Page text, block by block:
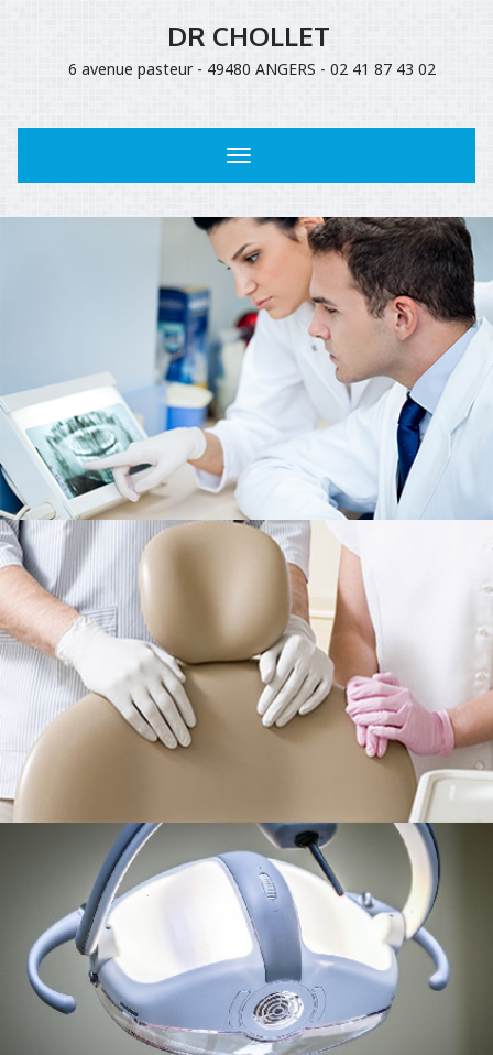
DR CHOLLET
6 avenue pasteur - 49480 ANGERS - 02 41 87 43 02
Toggle
navigation